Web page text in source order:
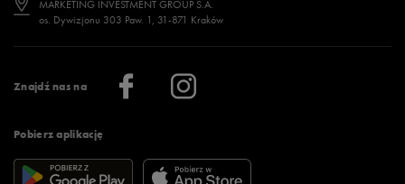
Znajdź nas na
Pobierz aplikację
Regulamin sklepu 50 style
Regulamin aplikacji 50 style
Więcej regulaminów >
Więcej >
Klub 50 style
Praca
Informacje o firmie
MARKETING INVESTMENT GROUP S.A.
os. Dywizjonu 303 Paw. 1, 31-871 Kraków